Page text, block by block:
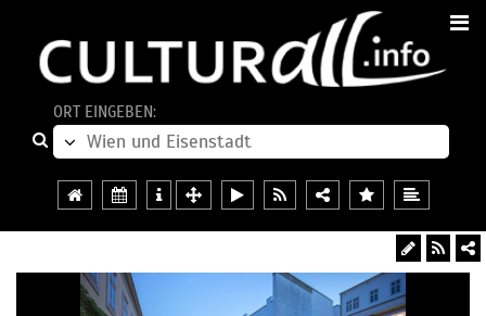
ORT EINGEBEN: